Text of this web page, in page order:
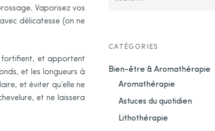
Vaporisez vos
délicatesse (on ne
fortifient, et apportent
et les longueurs à
et éviter qu’elle ne
et ne laissera
CATÉGORIES
Bien-être & Aromathérapie
Aromathérapie
Astuces du quotidien
Lithothérapie